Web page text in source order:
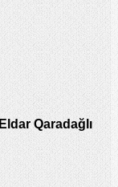
Qaradağlı